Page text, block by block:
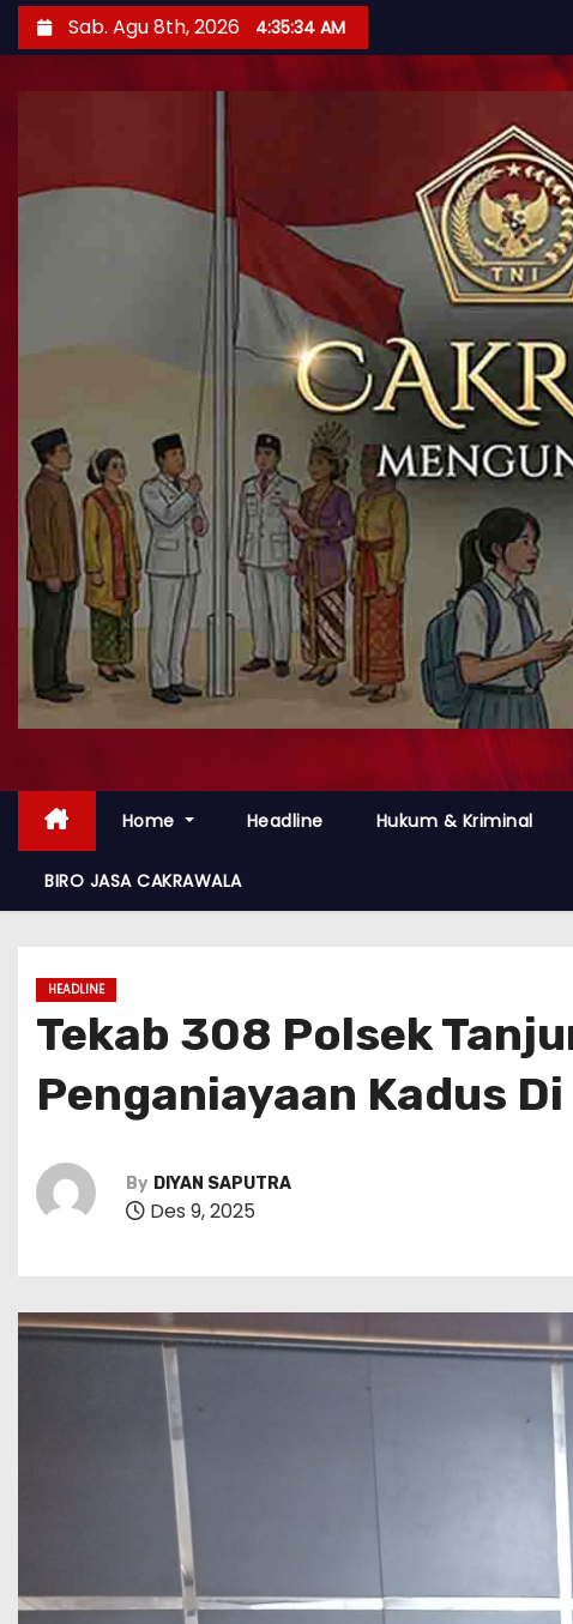
Sab. Agu 8th, 2026 4:35:36 AM
Home Headline Hukum & Kriminal
BIRO JASA CAKRAWALA
HEADLINE
Tekab 308 Polsek
Penganiayaan Kadus
By DIYAN SAPUTRA
Des 9, 2025